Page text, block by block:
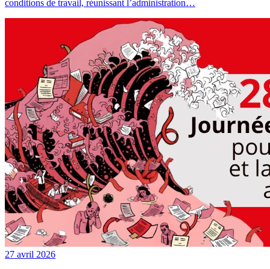
conditions de travail, réunissant l’administration…
27 avril 2026